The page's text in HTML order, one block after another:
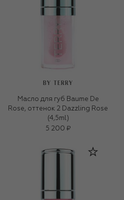
BY TERRY
Масло для губ Baume De
Rose, оттенок 2 Dazzling Rose
(4,5ml)
5 200 ₽